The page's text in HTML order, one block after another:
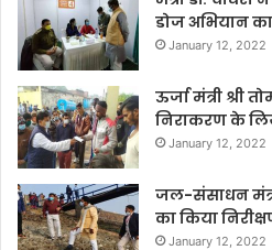
डोज अभियान
January 12, 2022
ऊर्जा मंत्री
निराकरण के
January 12, 2022
जल-संसाधन
का किया
January 12, 2022